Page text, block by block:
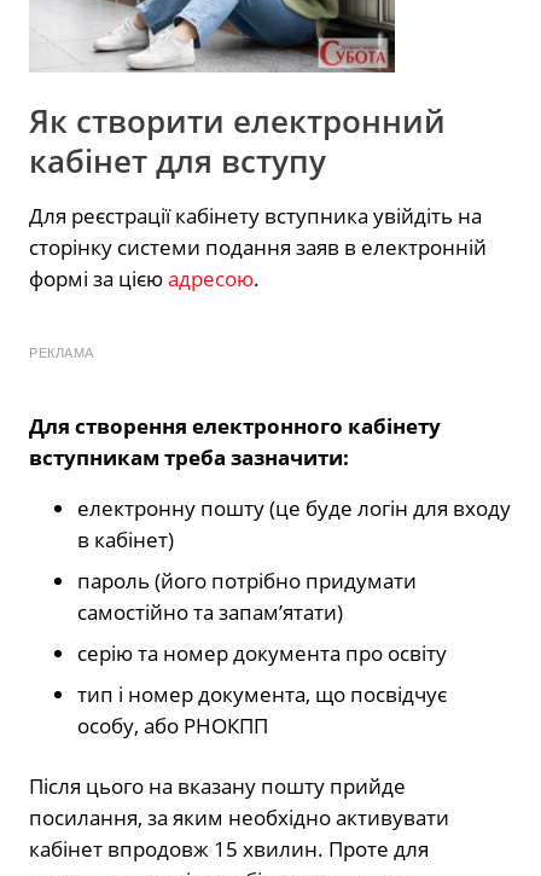
Як створити електронний
кабінет для вступу
Для реєстрації кабінету вступника увійдіть на
сторінку системи подання заяв в електронній
формі за цієюадресою.
РЕКЛАМА
Для створення електронного кабінету
вступникам треба зазначити:
електронну пошту (це буде логін для входу
в кабінет)
пароль (його потрібно придумати
самостійно та запам’ятати)
серію та номер документа про освіту
тип і номер документа, що посвідчує
особу, або РНОКПП
Після цього на вказану пошту прийде
посилання, за яким необхідно активувати
кабінет впродовж 15 хвилин. Проте для